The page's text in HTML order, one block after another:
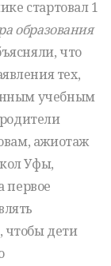
стартовал 1
образования
что
тех,
учебным
ажиотаж
Уфы,
первое
чтобы дети